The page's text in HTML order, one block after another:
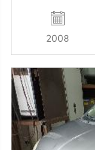
2008